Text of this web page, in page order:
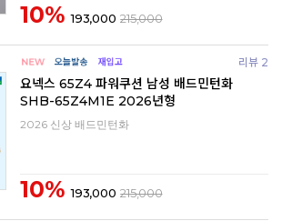
10% 193,000 215,000
리뷰 2
요넥스 65Z4 파워쿠션 남성 배드민턴화
SHB-65Z4M1E 2026년형
2026 신상 배드민턴화
10% 193,000 215,000